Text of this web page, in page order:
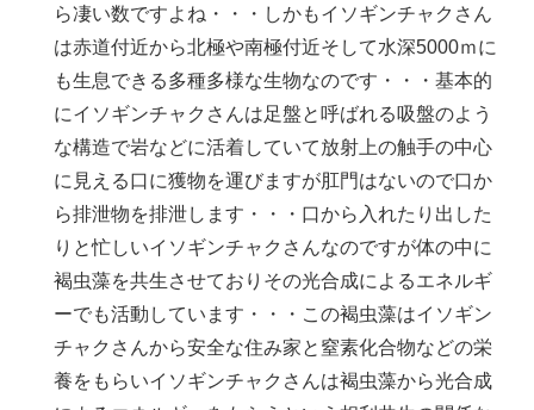
ら凄い数ですよね・・・しかもイソギンチャクさん
は赤道付近から北極や南極付近そして水深5000ｍに
も生息できる多種多様な生物なのです・・・基本的
にイソギンチャクさんは足盤と呼ばれる吸盤のよう
な構造で岩などに活着していて放射上の触手の中心
に見える口に獲物を運びますが肛門はないので口か
ら排泄物を排泄します・・・口から入れたり出した
りと忙しいイソギンチャクさんなのですが体の中に
褐虫藻を共生させておりその光合成によるエネルギ
ーでも活動しています・・・この褐虫藻はイソギン
チャクさんから安全な住み家と窒素化合物などの栄
養をもらいイソギンチャクさんは褐虫藻から光合成